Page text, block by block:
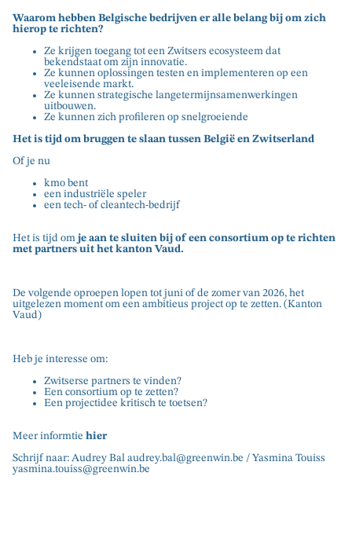
Waarom hebben Belgische bedrijven er alle belang bij om zich
hierop te richten?
Ze krijgen toegang tot een Zwitsers ecosysteem dat
bekendstaat om zijn innovatie.
Ze kunnen oplossingen testen en implementeren op een
veeleisende markt.
Ze kunnen strategische langetermijnsamenwerkingen
uitbouwen.
Ze kunnen zich profileren op snelgroeiende
Het is tijd om bruggen te slaan tussen België en Zwitserland
Of je nu
kmo bent
een industriële speler
een tech- of cleantech-bedrijf
Het is tijd om je aan te sluiten bij of een consortium op te richten
met partners uit het kanton Vaud.
De volgende oproepen lopen tot juni of de zomer van 2026, het
uitgelezen moment om een ambitieus project op te zetten. (Kanton
Vaud)
Heb je interesse om:
Zwitserse partners te vinden?
Een consortium op te zetten?
Een projectidee kritisch te toetsen?
Meer informtie hier
Schrijf naar: Audrey Bal audrey.bal@greenwin.be / Yasmina Touiss
yasmina.touiss@greenwin.be